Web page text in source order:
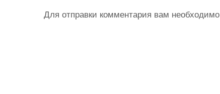
Для отправки комментария вам необходимо